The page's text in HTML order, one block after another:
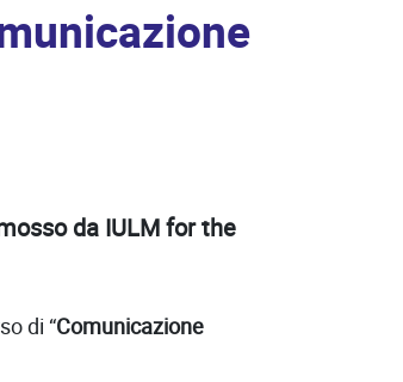
da IULM for the
di “Comunicazione